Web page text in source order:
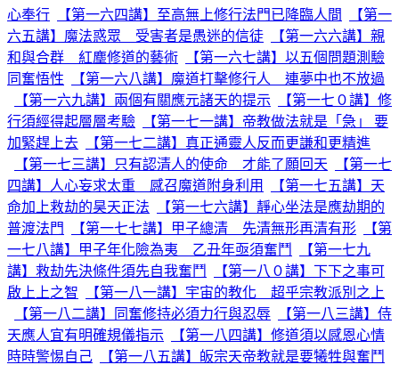
心奉行
【第一六四講】至高無上修行法門已降臨人間
【第一
六五講】魔法惑眾 受害者是愚迷的信徒
【第一六六講】親
和與合群 紅塵修道的藝術
【第一六七講】以五個問題測驗
同奮悟性
【第一六八講】魔道打擊修行人 連夢中也不放過
【第一六九講】兩個有關應元諸天的提示
【第一七０講】修
行須經得起層層考驗
【第一七一講】帝教做法就是「急」 要
加緊趕上去
【第一七二講】真正通靈人反而更謙和更精進
【第一七三講】只有認清人的使命 才能了願回天
【第一七
四講】人心妄求太重 感召魔道附身利用
【第一七五講】天
命加上救劫的昊天正法
【第一七六講】靜心坐法是應劫期的
普渡法門
【第一七七講】甲子總清 先清無形再清有形
【第
一七八講】甲子年化險為夷 乙丑年亟須奮鬥
【第一七九
講】救劫先決條件須先自我奮鬥
【第一八０講】下下之事可
啟上上之智
【第一八一講】宇宙的教化 超乎宗教派別之上
【第一八二講】同奮修持必須力行與忍辱
【第一八三講】侍
天應人宜有明確規儀指示
【第一八四講】修道須以感恩心情
時時警惕自己
【第一八五講】皈宗天帝教就是要犧牲與奮鬥